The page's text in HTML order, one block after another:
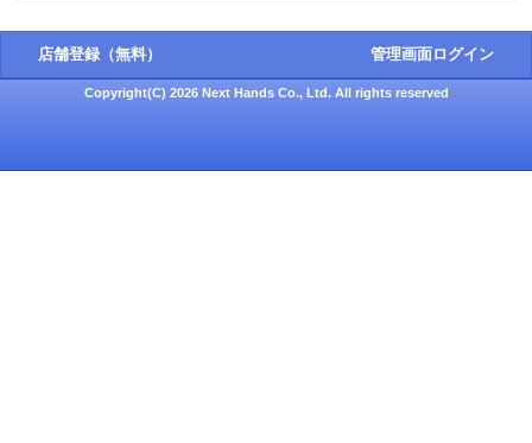
店舗登録（無料） 管理画面ログイン
Copyright(C) 2026 Next Hands Co., Ltd. All rights reserved